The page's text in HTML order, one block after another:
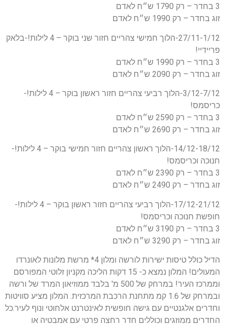
3 בחדר – רק 1790 ש״ח לאדם
זוג בחדר – רק 1990 ש״ח לאדם
27/11-1/12-הלוך חמישי צהריים חזור שני בוקר – 4 לילות!-בלאק
פריידיי!
3 בחדר – רק 1990 ש״ח לאדם
זוג בחדר – רק 2090 ש״ח לאדם
3/12-7/12-הלוך רביעי צהריים חזור ראשון בוקר – 4 לילות!-
כריסמס!
3 בחדר – רק 2590 ש״ח לאדם
זוג בחדר – רק 2690 ש״ח לאדם
14/12-18/12-הלוך ראשון צהריים חזור חמישי בוקר – 4 לילות!-
חנוכה וכריסמס!
3 בחדר – רק 2390 ש״ח לאדם
זוג בחדר – רק 2490 ש״ח לאדם
17/12-21/12-הלוך רביעי צהריים חזור ראשון בוקר – 4 לילות!-
חופשת חנוכה וכריסמס!
3 בחדר – רק 3190 ש״ח לאדם
זוג בחדר – רק 3290 ש״ח לאדם
הדיל כולל טיסות ישירות לורשה ומלון 4* מרשת מלונות לאונרדו
המעולים! המלון נמצא כ- 15 דקות הליכה מקניון זלוטי המפורסם
וממרכז העיר! במרחק של 500 מ' בלבד ממוזיאון המרד של ורשה
ובמרחק של 1.6 קמ מתחנת הרכבת המרכזית. המלון מציע סוויטות
וחדרים אלגנטיים עם גישה חופשית לאינטרנט אלחוטי ונוף לעיר.כל
החדרים ממוזגים וכוללים חדר רחצה פרטי עם אמבטיה או